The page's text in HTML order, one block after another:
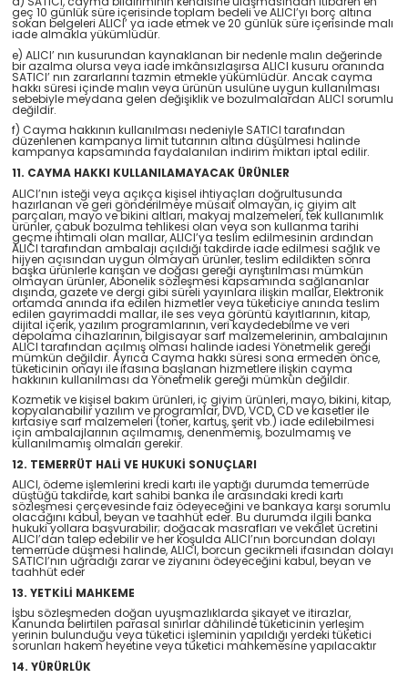
geç 10 günlük süre içerisinde toplam bedeli ve ALICI’yı borç altına
sokan belgeleri ALICI’ ya iade etmek ve 20 günlük süre içerisinde malı
iade almakla yükümlüdür.
e) ALICI’ nın kusurundan kaynaklanan bir nedenle malın değerinde
bir azalma olursa veya iade imkânsızlaşırsa ALICI kusuru oranında
SATICI’ nın zararlarını tazmin etmekle yükümlüdür. Ancak cayma
hakkı süresi içinde malın veya ürünün usulüne uygun kullanılması
sebebiyle meydana gelen değişiklik ve bozulmalardan ALICI sorumlu
değildir.
f) Cayma hakkının kullanılması nedeniyle SATICI tarafından
düzenlenen kampanya limit tutarının altına düşülmesi halinde
kampanya kapsamında faydalanılan indirim miktarı iptal edilir.
11. CAYMA HAKKI KULLANILAMAYACAK ÜRÜNLER
ALICI’nın isteği veya açıkça kişisel ihtiyaçları doğrultusunda
hazırlanan ve geri gönderilmeye müsait olmayan, iç giyim alt
parçaları, mayo ve bikini altları, makyaj malzemeleri, tek kullanımlık
ürünler, çabuk bozulma tehlikesi olan veya son kullanma tarihi
geçme ihtimali olan mallar, ALICI’ya teslim edilmesinin ardından
ALICI tarafından ambalajı açıldığı takdirde iade edilmesi sağlık ve
hijyen açısından uygun olmayan ürünler, teslim edildikten sonra
başka ürünlerle karışan ve doğası gereği ayrıştırılması mümkün
olmayan ürünler, Abonelik sözleşmesi kapsamında sağlananlar
dışında, gazete ve dergi gibi süreli yayınlara ilişkin mallar, Elektronik
ortamda anında ifa edilen hizmetler veya tüketiciye anında teslim
edilen gayrimaddi mallar, ile ses veya görüntü kayıtlarının, kitap,
dijital içerik, yazılım programlarının, veri kaydedebilme ve veri
depolama cihazlarının, bilgisayar sarf malzemelerinin, ambalajının
ALICI tarafından açılmış olması halinde iadesi Yönetmelik gereği
mümkün değildir. Ayrıca Cayma hakkı süresi sona ermeden önce,
tüketicinin onayı ile ifasına başlanan hizmetlere ilişkin cayma
hakkının kullanılması da Yönetmelik gereği mümkün değildir.
Kozmetik ve kişisel bakım ürünleri, iç giyim ürünleri, mayo, bikini, kitap,
kopyalanabilir yazılım ve programlar, DVD, VCD, CD ve kasetler ile
kırtasiye sarf malzemeleri (toner, kartuş, şerit vb.) iade edilebilmesi
için ambalajlarının açılmamış, denenmemiş, bozulmamış ve
kullanılmamış olmaları gerekir.
12. TEMERRÜT HALİ VE HUKUKİ SONUÇLARI
ALICI, ödeme işlemlerini kredi kartı ile yaptığı durumda temerrüde
düştüğü takdirde, kart sahibi banka ile arasındaki kredi kartı
sözleşmesi çerçevesinde faiz ödeyeceğini ve bankaya karşı sorumlu
olacağını kabul, beyan ve taahhüt eder. Bu durumda ilgili banka
hukuki yollara başvurabilir; doğacak masrafları ve vekâlet ücretini
ALICI’dan talep edebilir ve her koşulda ALICI’nın borcundan dolayı
temerrüde düşmesi halinde, ALICI, borcun gecikmeli ifasından dolayı
SATICI’nın uğradığı zarar ve ziyanını ödeyeceğini kabul, beyan ve
taahhüt eder
13. YETKİLİ MAHKEME
İşbu sözleşmeden doğan uyuşmazlıklarda şikayet ve itirazlar,
Kanunda belirtilen parasal sınırlar dâhilinde tüketicinin yerleşim
yerinin bulunduğu veya tüketici işleminin yapıldığı yerdeki tüketici
sorunları hakem heyetine veya tüketici mahkemesine yapılacaktır
14. YÜRÜRLÜK